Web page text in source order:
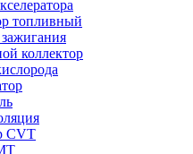
топливный
коллектор
CVT